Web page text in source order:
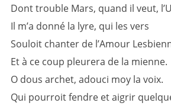
Dont trouble Mars, quand il veut,
Il m’a donné la lyre, qui les vers
Souloit chanter de l’Amour
Et à ce coup pleurera de la mienne.
O dous archet, adouci moy la voix.
Qui pourroit fendre et aigrir